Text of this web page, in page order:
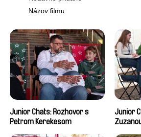
Názov filmu
Junior Chats: Rozhovor s
Petrom Kerekesom
Junior